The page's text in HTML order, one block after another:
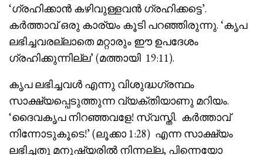
‘ഗ്രഹിക്കാൻ കഴിവുള്ളവൻ ഗ്രഹിക്കട്ടെ’.
കർത്താവ് ഒരു കാര്യം കൂടി പറഞ്ഞിരുന്നു. ‘കൃപ
ലഭിച്ചവരല്ലാതെ മറ്റാരും ഈ ഉപദേശം
ഗ്രഹിക്കുന്നില്ല’ (മത്തായി 19:11).
കൃപ ലഭിച്ചവൾ എന്നു വിശുദ്ധഗ്രന്ഥം
സാക്ഷ്യപ്പെടുത്തുന്ന വ്യക്തിയാണു മറിയം.
‘ദൈവകൃപ നിറഞ്ഞവളേ! സ്വസ്തി. കർത്താവ്
നിന്നോടുകൂടെ!’ (ലൂക്കാ 1:28) എന്ന സാക്ഷ്യം
ലഭിച്ചതു മനുഷ്യരിൽ നിന്നല്ല, പിന്നെയോ